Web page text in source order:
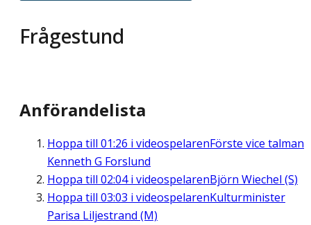
Frågestund
Anförandelista
Hoppa till 01:26 i videospelarenFörste vice talman
Kenneth G Forslund
Hoppa till 02:04i videospelarenBjörn Wiechel (S)
Hoppa till 03:03 i videospelarenKulturminister
Parisa Liljestrand (M)